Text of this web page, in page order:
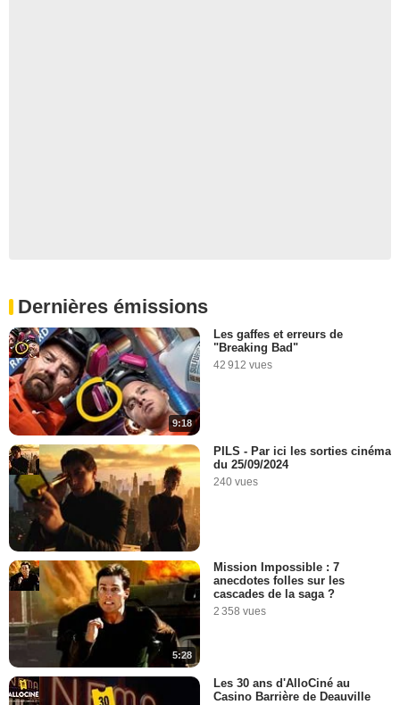
Dernières émissions
9:18
Les gaffes et erreurs de
"Breaking Bad"
42 912 vues
PILS - Par ici les sorties cinéma
du 25/09/2024
240 vues
5:28
Mission Impossible : 7
anecdotes folles sur les
cascades de la saga ?
2 358 vues
Les 30 ans d'AlloCiné au
Casino Barrière de Deauville